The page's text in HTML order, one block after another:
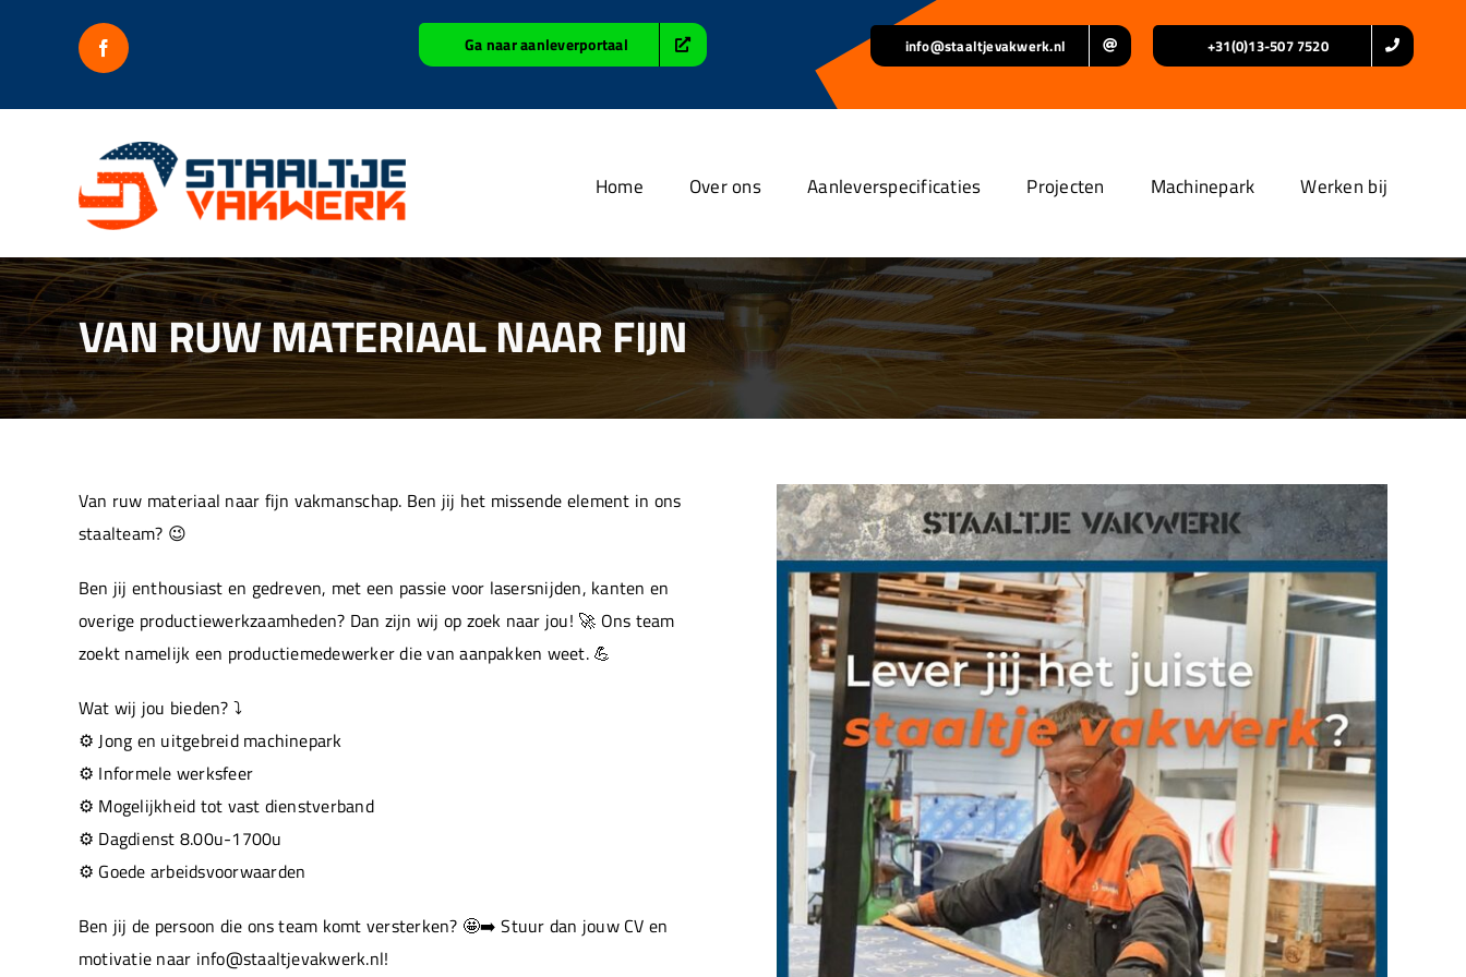
Ga naar aanleverportaal info@staaltjevakwerk.nl +31(0)13-507 7520
Home Over ons Aanleverspecificaties Projecten Machinepark Werken bij
VAN RUW MATERIAAL NAAR FIJN
Van ruw materiaal naar fijn vakmanschap. Ben jij het missende element in ons
staalteam? 😉
Ben jij enthousiast en gedreven, met een passie voor lasersnijden, kanten en
overige productiewerkzaamheden? Dan zijn wij op zoek naar jou! 🚀 Ons team
zoekt namelijk een productiemedewerker die van aanpakken weet. 💪
Wat wij jou bieden? ⤵️
⚙️ Jong en uitgebreid machinepark
⚙️ Informele werksfeer
⚙️ Mogelijkheid tot vast dienstverband
⚙️ Dagdienst 8.00u-1700u
⚙️ Goede arbeidsvoorwaarden
Ben jij de persoon die ons team komt versterken? 🤩➡️ Stuur dan jouw CV en
motivatie naar info@staaltjevakwerk.nl!